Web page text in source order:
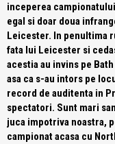
inceperea
egal si doar doua
Leicester. In penultima
fata lui Leicester si
acestia au invins pe
asa ca s-au intors pe
record de auditenta in
spectatori. Sunt mari
juca impotriva noastra,
campionat acasa cu